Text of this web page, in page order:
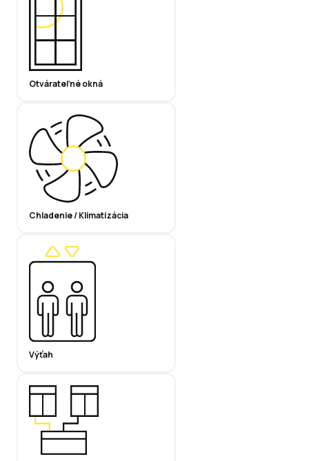
Otvárateľné okná
Chladenie / Klimatizácia
Výťah